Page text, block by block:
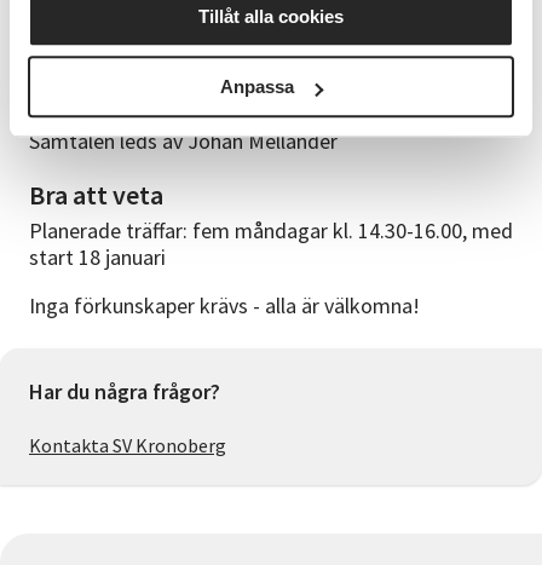
Tillåt alla cookies
Anpassa
Studieförbundet Vuxenskolans utbildningsfilmer om
AI
Cirkelledare
Samtalen leds av Johan Mellander
Bra att veta
Planerade träffar: fem måndagar kl. 14.30-16.00, med
start 18 januari
Inga förkunskaper krävs - alla är välkomna!
Har du några frågor?
Kontakta SV Kronoberg